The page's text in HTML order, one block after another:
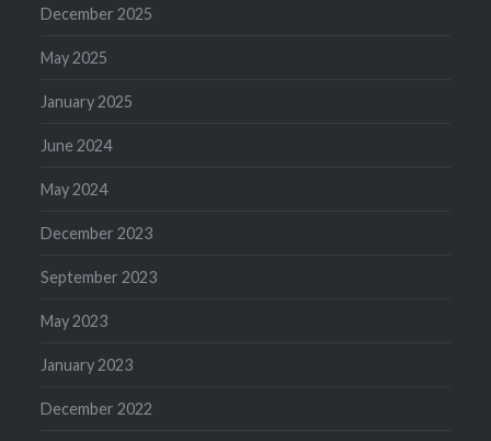
December 2025
May 2025
January 2025
June 2024
May 2024
December 2023
September 2023
May 2023
January 2023
December 2022